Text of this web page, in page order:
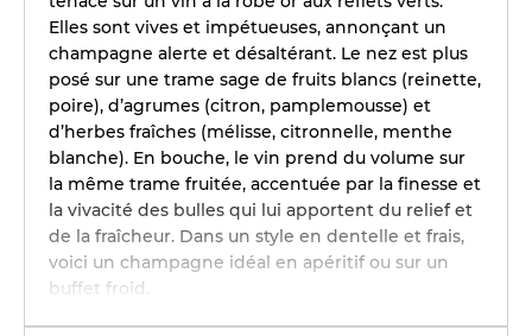
Elles sont vives et impétueuses, annonçant un
champagne alerte et désaltérant. Le nez est plus
posé sur une trame sage de fruits blancs (reinette,
poire), d’agrumes (citron, pamplemousse) et
d’herbes fraîches (mélisse, citronnelle, menthe
blanche). En bouche, le vin prend du volume sur
la même trame fruitée, accentuée par la finesse et
la vivacité des bulles qui lui apportent du relief et
de la fraîcheur. Dans un style en dentelle et frais,
voici un champagne idéal en apéritif ou sur un
buffet froid.